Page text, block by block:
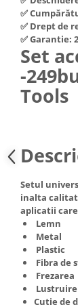
Nivela de
Pistoale de
pneumatice
Pistoale de
Prelungitoare
Rindele si
pornire
Suflante cu
Scari metalice
Strungurii
Scule cu
Scule pentru
Hote
Hote
Hote
Hote Country
Hote Insula
Hote Cupolare
Masini de
Masini de
Masini de
Masini de
independente
Masini de
Masini de
Masini de
✅
✅ Drept de
✅ Garantie:
Set
-
Tools
Setul
inalta
aplicatii
Lemn
Metal
Plastic
Fibra de
Frezarea
Lustruire
Cutie de